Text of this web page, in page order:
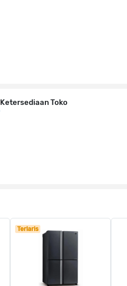
Ketersediaan Toko
Terlaris